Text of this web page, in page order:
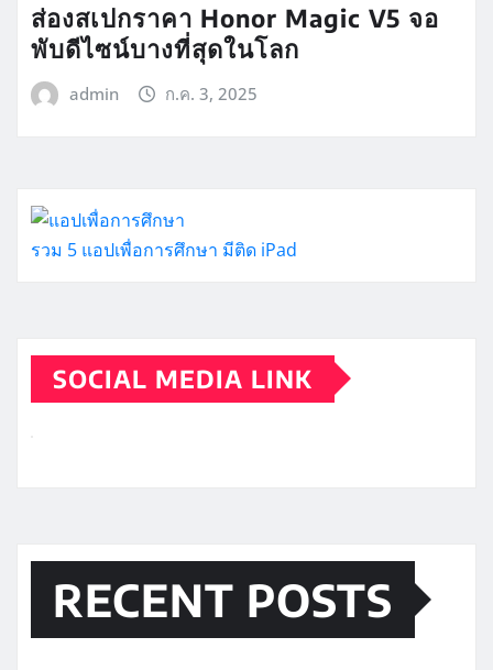
ส่องสเปกราคา Honor Magic V5 จอ
พับดีไซน์บางที่สุดในโลก
admin ก.ค. 3, 2025
รวม 5 แอปเพื่อการศึกษา มีติด iPad
SOCIAL MEDIA LINK
RECENT POSTS